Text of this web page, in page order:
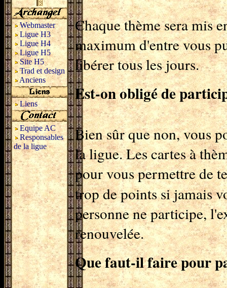
Webmaster
Ligue H3
Ligue H4
Ligue H5
Site H5
Trad et design
Anciens
Liens
Equipe AC
Responsables
de la ligue
Chaque thème sera mis
maximum d'entre vous
libérer tous les jours.
Est-on obligé de
Bien sûr que non, vous
la ligue. Les cartes à
pour vous permettre de
trop de points si jamais
personne ne participe,
renouvelée.
Que faut-il faire pour